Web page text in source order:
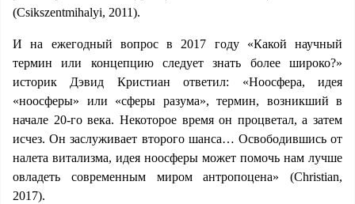
(Csikszentmihalyi, 2011).
И на ежегодный вопрос в 2017 году «Какой научный
термин или концепцию следует знать более широко?»
историк Дэвид Кристиан ответил: «Ноосфера, идея
«ноосферы» или «сферы разума», термин, возникший в
начале 20-го века. Некоторое время он процветал, а затем
исчез. Он заслуживает второго шанса… Освободившись от
налета витализма, идея ноосферы может помочь нам лучше
овладеть современным миром антропоцена» (Christian,
2017).